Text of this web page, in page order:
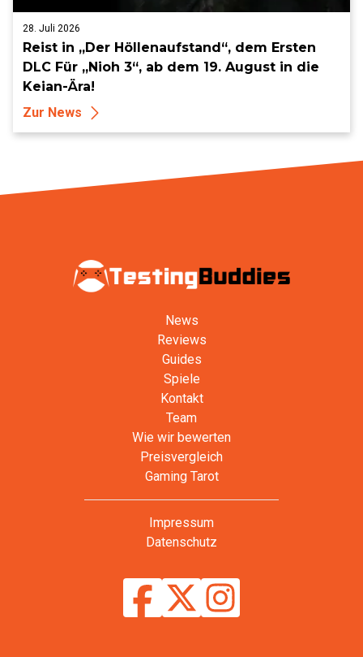
28. Juli 2026
Reist in „Der Höllenaufstand“, dem Ersten
DLC Für „Nioh 3“, ab dem 19. August in die
Keian-Ära!
Zur News
News
Reviews
Guides
Spiele
Kontakt
Team
Wie wir bewerten
Preisvergleich
Gaming Tarot
Impressum
Datenschutz